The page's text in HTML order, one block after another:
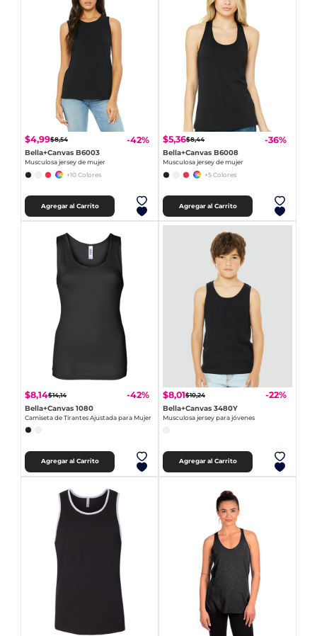
$4,99$8,54 -42%
Bella+Canvas B6003
Musculosa jersey de mujer
+10 Colores
Agregar al Carrito
$5,36$8,44 -36%
Bella+Canvas B6008
Musculosa jersey de mujer
+5 Colores
Agregar al Carrito
$8,14$14,14 -42%
Bella+Canvas 1080
Camiseta de Tirantes Ajustada para Mujer
Agregar al Carrito
$8,01$10,24 -22%
Bella+Canvas 3480Y
Musculosa jersey para jóvenes
Agregar al Carrito